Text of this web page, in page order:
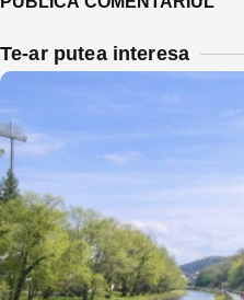
Te-ar putea interesa